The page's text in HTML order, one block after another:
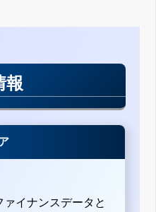
報
イナンスデータと